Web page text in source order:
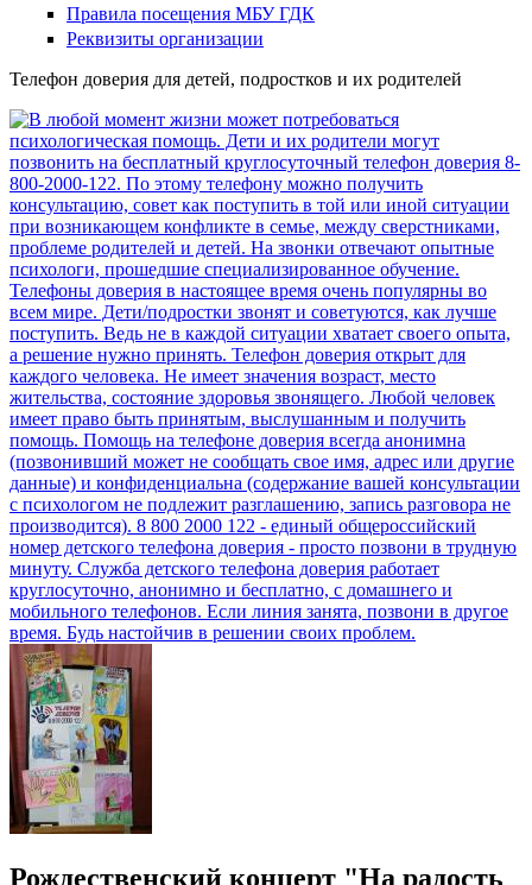
Правила посещения МБУ ГДК
Реквизиты организации
Телефон доверия для детей, подростков и их родителей
Рождественский концерт "На радость